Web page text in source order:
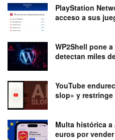
PlayStation
acceso a sus
WP2Shell pone
detectan miles
YouTube
slop» y
Multa histórica
euros por